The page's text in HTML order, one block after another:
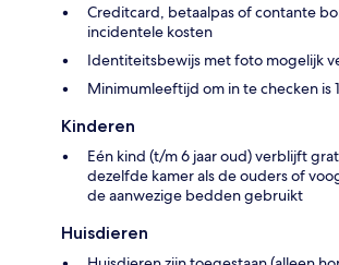
Creditcard, betaalpas of contante
incidentele kosten
Identiteitsbewijs met foto mogelijk
Minimumleeftijd om in te checken is
Kinderen
Eén kind (t/m 6 jaar oud) verblijft
dezelfde kamer als de ouders of
de aanwezige bedden gebruikt
Huisdieren